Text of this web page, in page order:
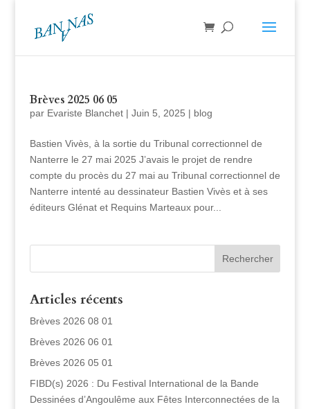
Brèves 2025 06 05
par Evariste Blanchet| Juin 5, 2025 | blog
Bastien Vivès, à la sortie du Tribunal correctionnel de
Nanterre le 27 mai 2025 J’avais le projet de rendre
compte du procès du 27 mai au Tribunal correctionnel de
Nanterre intenté au dessinateur Bastien Vivès et à ses
éditeurs Glénat et Requins Marteaux pour...
Articles récents
Brèves 2026 08 01
Brèves 2026 06 01
Brèves 2026 05 01
FIBD(s) 2026 : Du Festival International de la Bande
Dessinées d’Angoulême aux Fêtes Interconnectées de la